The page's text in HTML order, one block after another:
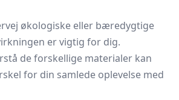
økologiske eller bæredygtige
er vigtig for dig.
de forskellige materialer kan
for din samlede oplevelse med